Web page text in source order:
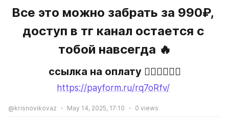
Все это можно забрать за 990₽,
доступ в тг канал остается с
тобой навсегда 🔥
ссылка на оплату 👇🏻👇🏻👇🏻
https://payform.ru/rq7oRfv/
@krisnovikovaz May 14, 2025, 17:10 0 views